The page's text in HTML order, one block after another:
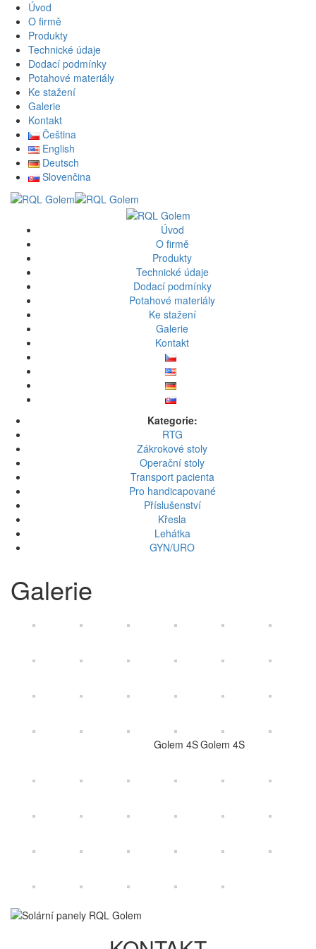
Úvod
O firmě
Produkty
Technické údaje
Dodací podmínky
Potahové materiály
Ke stažení
Galerie
Kontakt
Čeština
English
Deutsch
Slovenčina
Úvod
O firmě
Produkty
Technické údaje
Dodací podmínky
Potahové materiály
Ke stažení
Galerie
Kontakt
Kategorie:
RTG
Zákrokové stoly
Operační stoly
Transport pacienta
Pro handicapované
Příslušenství
Křesla
Lehátka
GYN/URO
Galerie
Golem 4SGolem 4S